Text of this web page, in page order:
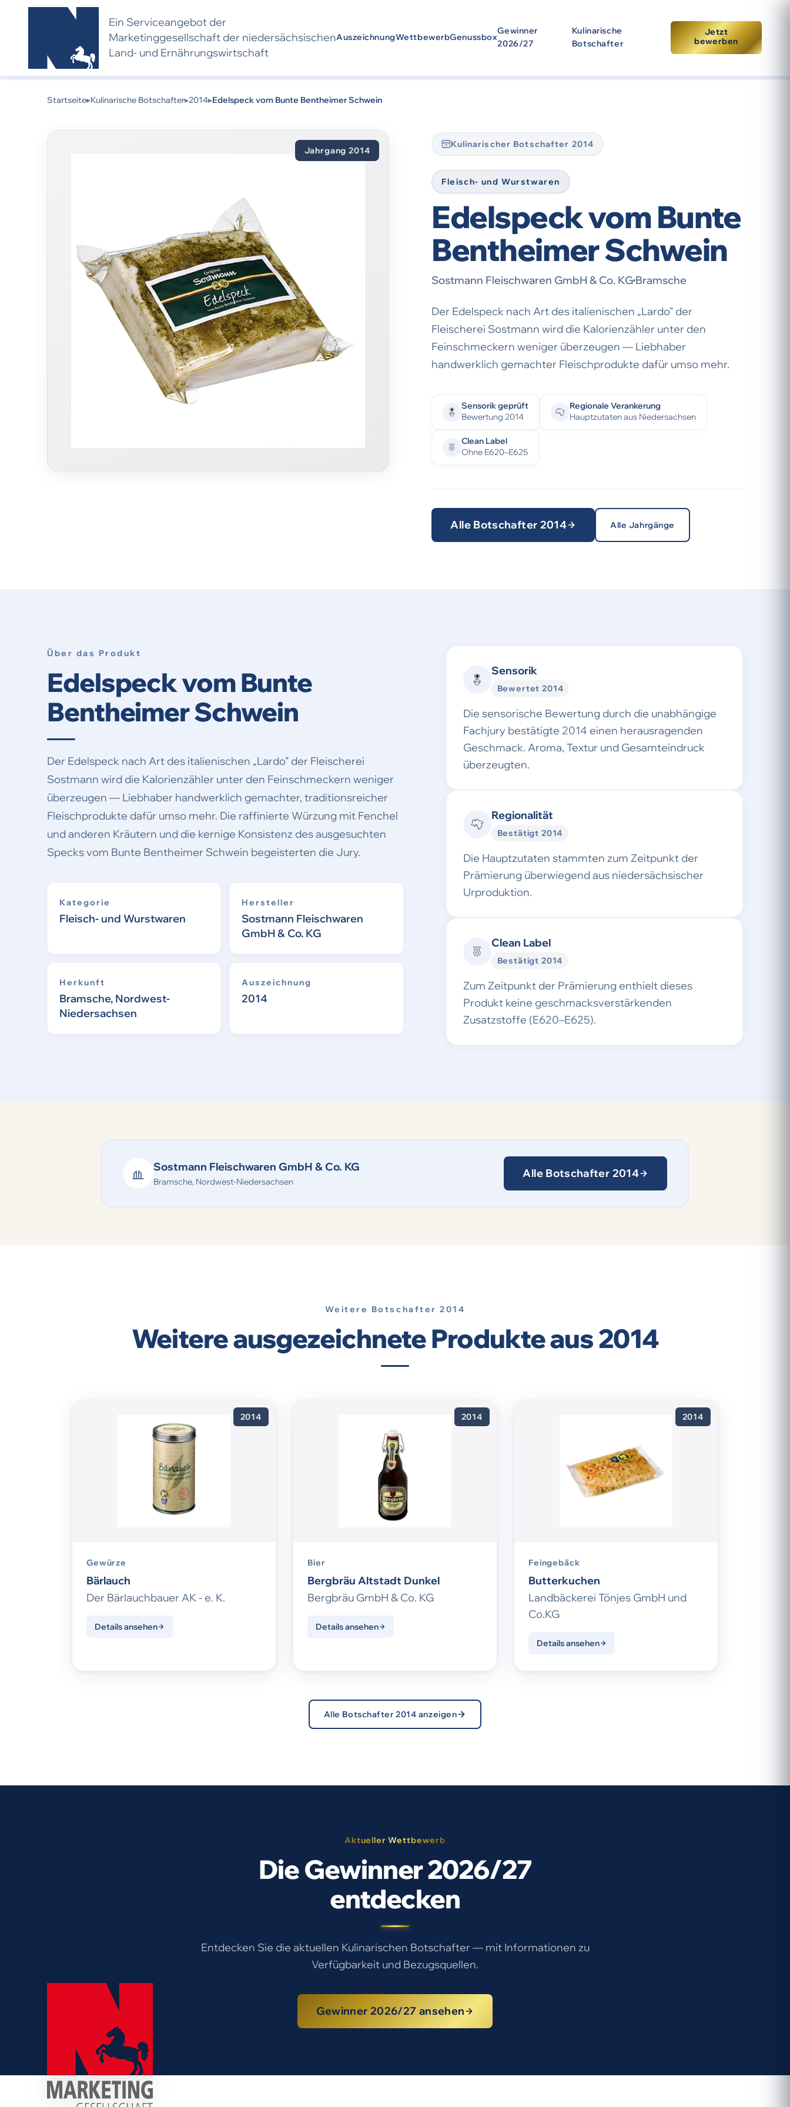
Ein Serviceangebot der
Marketing­gesell­schaft der nieder­sächsischen
Land- und Ernährungs­wirtschaft
AuszeichnungWettbewerbGenussbox
Gewinner
2026/27
Kulinarische
Botschafter
Jetzt
bewerben
Kulinarischer Botschafter 2014:Dieses Produkt wurde
ausgezeichnet. Die Auszeichnung bezieht sich auf den Zeitpunkt der Prämierung. Eine erneute Auszeichnung setzt
eine neue Bewerbung und Bewertung voraus.
Startseite▸Kulinarische Botschafter▸2014▸Edelspeck vom Bunte Bentheimer Schwein
Jahrgang 2014
Kulinarischer Botschafter 2014
Fleisch- und Wurstwaren
Edelspeck vom Bunte
Bentheimer Schwein
Sostmann Fleischwaren GmbH & Co. KGBramsche
Der Edelspeck nach Art des italienischen „Lardo" der
Fleischerei Sostmann wird die Kalorienzähler unter den
Feinschmeckern weniger überzeugen — Liebhaber
handwerklich gemachter Fleischprodukte dafür umso mehr.
Sensorik geprüft
Bewertung 2014
Regionale Verankerung
Hauptzutaten aus Niedersachsen
Clean Label
Ohne E620–E625
Alle Botschafter 2014 Alle Jahrgänge
Über das Produkt
Edelspeck vom Bunte
Bentheimer Schwein
Der Edelspeck nach Art des italienischen „Lardo" der Fleischerei
Sostmann wird die Kalorienzähler unter den Feinschmeckern weniger
überzeugen — Liebhaber handwerklich gemachter, traditionsreicher
Fleischprodukte dafür umso mehr. Die raffinierte Würzung mit Fenchel
und anderen Kräutern und die kernige Konsistenz des ausgesuchten
Specks vom Bunte Bentheimer Schwein begeisterten die Jury.
Kategorie
Fleisch- und Wurstwaren
Hersteller
Sostmann Fleischwaren
GmbH & Co. KG
Herkunft
Bramsche, Nordwest-
Niedersachsen
Auszeichnung
2014
Sensorik
Bewertet 2014
Die sensorische Bewertung durch die unabhängige
Fachjury bestätigte 2014 einen herausragenden
Geschmack. Aroma, Textur und Gesamteindruck
überzeugten.
Regionalität
Bestätigt 2014
Die Hauptzutaten stammten zum Zeitpunkt der
Prämierung überwiegend aus niedersächsischer
Urproduktion.
Clean Label
Bestätigt 2014
Zum Zeitpunkt der Prämierung enthielt dieses
Produkt keine geschmacksverstärkenden
Zusatzstoffe (E620–E625).
Sostmann Fleischwaren GmbH & Co. KG
Bramsche, Nordwest-Niedersachsen
Alle Botschafter 2014
Weitere Botschafter 2014
Weitere ausgezeichnete Produkte aus 2014
2014
Gewürze
Bärlauch
Der Bärlauchbauer AK - e. K.
Details ansehen
2014
Bier
Bergbräu Altstadt Dunkel
Bergbräu GmbH & Co. KG
Details ansehen
2014
Feingebäck
Butterkuchen
Landbäckerei Tönjes GmbH und
Co.KG
Details ansehen
Alle Botschafter 2014 anzeigen
Aktueller Wettbewerb
Die Gewinner 2026/27
entdecken
Entdecken Sie die aktuellen Kulinarischen Botschafter — mit Informationen zu
Verfügbarkeit und Bezugsquellen.
Gewinner 2026/27 ansehen